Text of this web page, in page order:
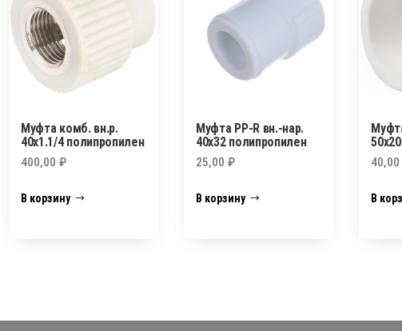
Муфта комб. вн.р.
40х1.1/4 полипропилен
400,00₽
В корзину
Муфта PP-R вн.-нар.
40х32 полипропилен
25,00₽
В корзину В